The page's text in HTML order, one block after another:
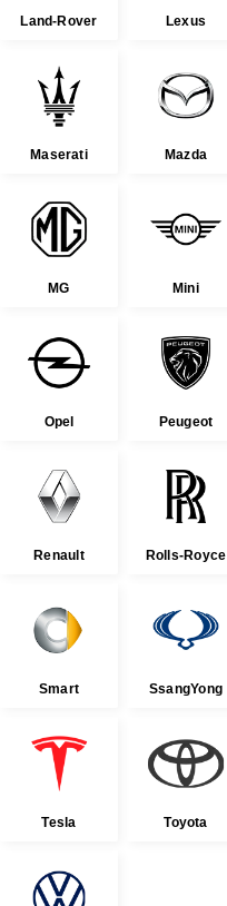
Land-Rover Lexus
Maserati Mazda
MG Mini
Opel Peugeot
Renault Rolls-Royce
Smart SsangYong
Tesla Toyota